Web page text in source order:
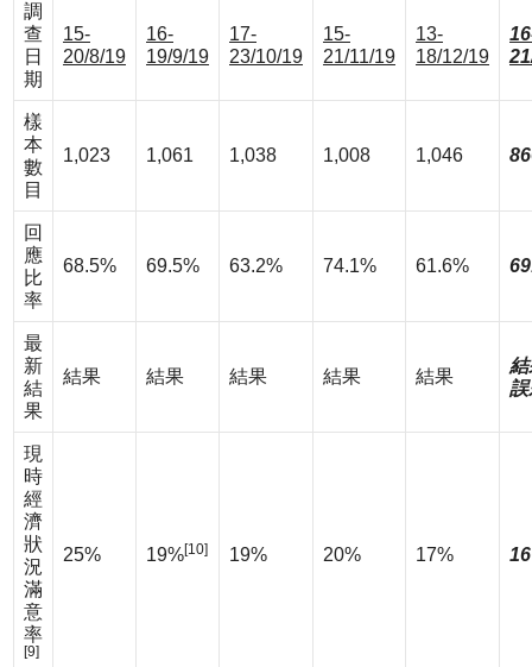
調
查
日
期
15-
20/8/19
16-
19/9/19
17-
23/10/19
15-
21/11/19
13-
18/12/19
樣
本
數
目
1,023 1,061 1,038 1,008 1,046
回
應
比
率
68.5% 69.5% 63.2% 74.1% 61.6%
最
新
結
果
結果 結果 結果 結果 結果
誤
現
時
經
濟
狀
況
滿
意
率
[9]
25% 19%[10] 19% 20% 17%